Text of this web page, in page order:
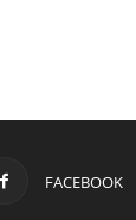
FACEBOOK